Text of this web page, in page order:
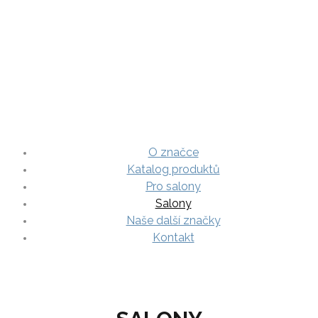
O značce
Katalog produktů
Pro salony
Salony
Naše další značky
Kontakt